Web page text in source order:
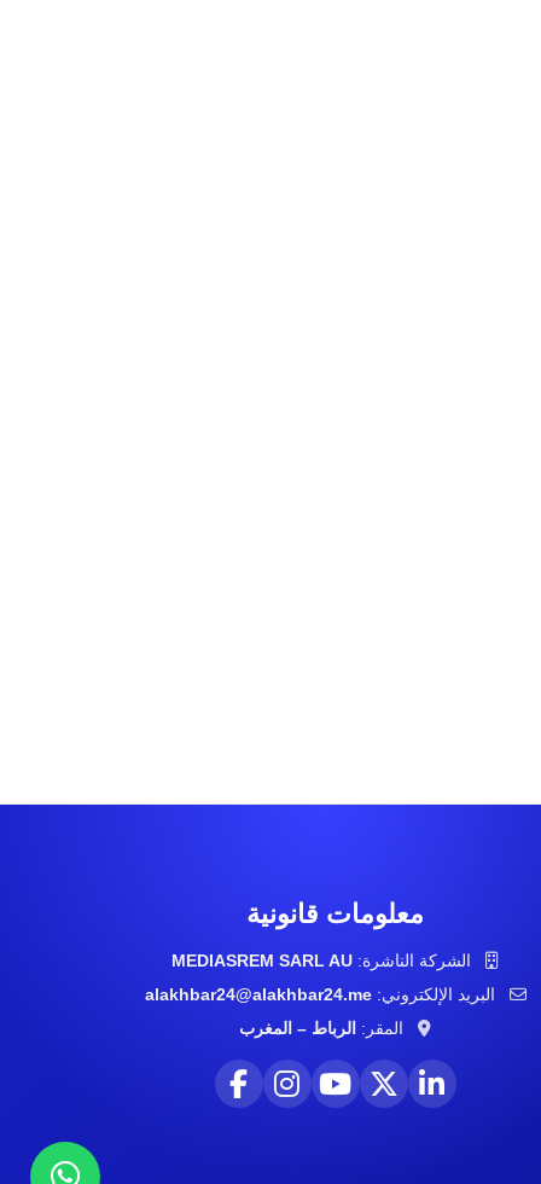
معلومات قانونية
الشركة الناشرة: MEDIASREM SARL AU
البريد الإلكتروني:alakhbar24@alakhbar24.me
المقر: الرباط – المغرب